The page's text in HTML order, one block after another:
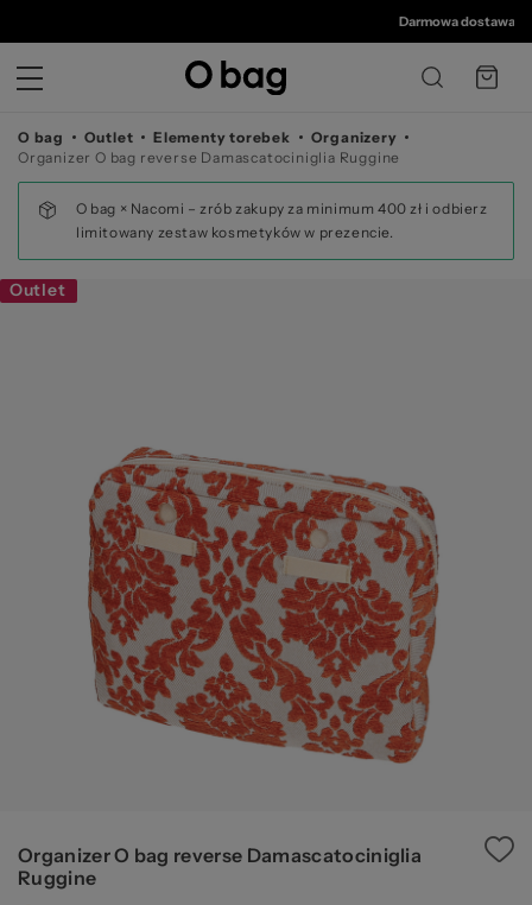
©
Darmowa dostawa od
O bag Outlet Elementy torebek
Organizery
Organizer O bag reverse Damascatociniglia Ruggine
O bag × Nacomi – zrób zakupy za minimum 400 zł i odbierz
limitowany zestaw kosmetyków w prezencie.
Outlet
Organizer O bag reverse Damascatociniglia
Ruggine